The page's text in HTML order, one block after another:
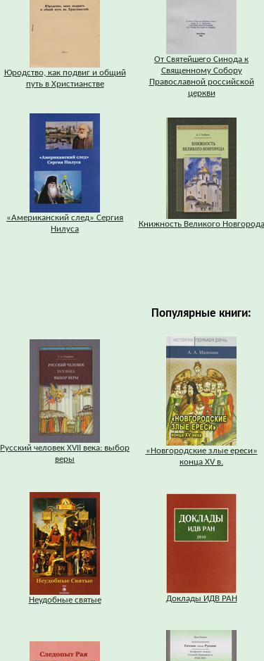
Юродство, как подвиг и общий
путь в Христианстве
От Святейшего Синода к
Священному Собору
Православной российской
церкви
«Американский след» Сергия
Нилуса
Книжность Великого Новгорода
Популярные книги:
Русский человек XVII века: выбор
веры
«Новгородские злые ереси»
конца XV в.
Неудобные святые Доклады ИДВ РАН